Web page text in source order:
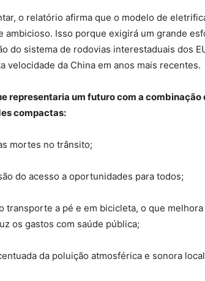
o relatório afirma que o modelo de
ambicioso. Isso porque exigirá um grande
do sistema de rodovias interestaduais dos
velocidade da China em anos mais recentes.
representaria um futuro com a
compactas:
mortes no trânsito;
acesso a oportunidades para todos;
a pé e em bicicleta, o que melhora
os gastos com saúde pública;
da poluição atmosférica e sonora